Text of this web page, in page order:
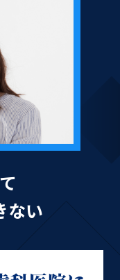
ない